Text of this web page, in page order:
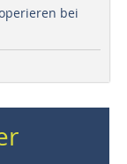
bei